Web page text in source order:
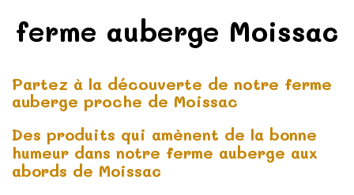
ferme auberge Moissac
Partez à la découverte de notre ferme
auberge proche de Moissac
Des produits qui amènent de la bonne
humeur dans notre ferme auberge aux
abords de Moissac